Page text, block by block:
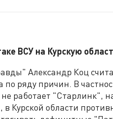
ВСУ на Курскую
Александр Коц
по ряду причин. В
работает "Старлинк",
Курской области